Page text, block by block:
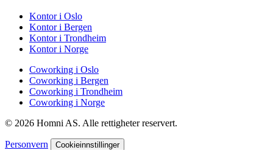
Kontor i Oslo
Kontor i Bergen
Kontor i Trondheim
Kontor i Norge
Coworking i Oslo
Coworking i Bergen
Coworking i Trondheim
Coworking i Norge
© 2026 Homni AS. Alle rettigheter reservert.
Personvern Cookieinnstillinger